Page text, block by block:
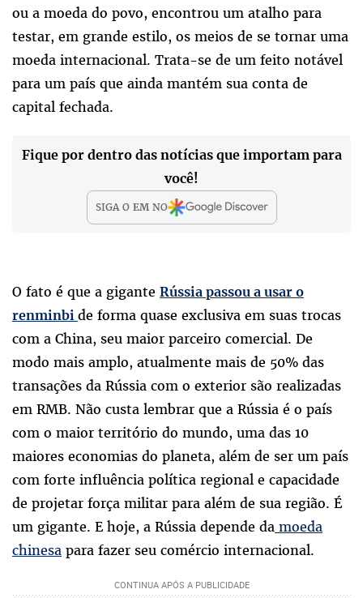
ou a moeda do povo, encontrou um atalho para
testar, em grande estilo, os meios de se tornar uma
moeda internacional. Trata-se de um feito notável
para um país que ainda mantém sua conta de
capital fechada.
Fique por dentro das notícias que importam para
você!
SIGA O EMNO
O fato é que a gigante Rússia passou a usar o
renminbi de forma quase exclusiva em suas trocas
com a China, seu maior parceiro comercial. De
modo mais amplo, atualmente mais de 50% das
transações da Rússia com o exterior são realizadas
em RMB. Não custa lembrar que a Rússia é o país
com o maior território do mundo, uma das 10
maiores economias do planeta, além de ser um país
com forte influência política regional e capacidade
de projetar força militar para além de sua região. É
um gigante. E hoje, a Rússia depende da moeda
chinesa para fazer seu comércio internacional.